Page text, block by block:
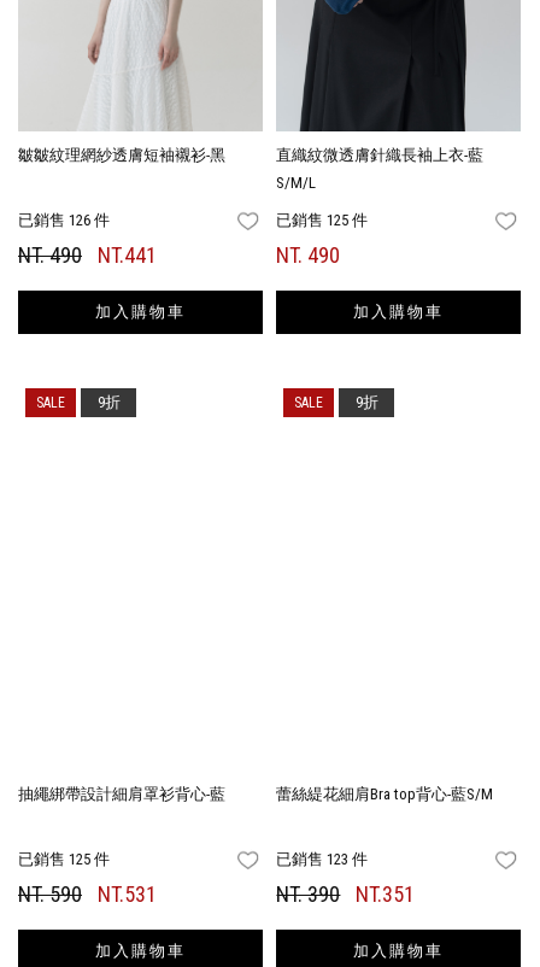
皺皺紋理網紗透膚短袖襯衫-黑
已銷售 126 件 FAVORITES
NT. 490 NT.441
加入購物車
直織紋微透膚針織長袖上衣-藍
S/M/L
已銷售 125 件
NT. 490
加入購物車
抽繩綁帶設計細肩罩衫背心-藍
已銷售 125 件 FAVORITES
NT. 590 NT.531
加入購物車
9折
蕾絲緹花細肩Bra top背心-藍S/M
已銷售 123 件
NT. 390 NT.351
加入購物車
9折